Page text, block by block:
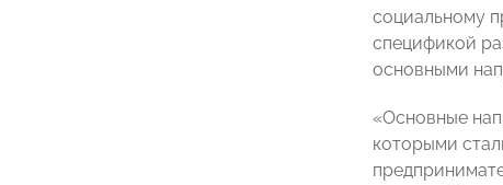
социальному
спецификой
основными
«Основные
которыми